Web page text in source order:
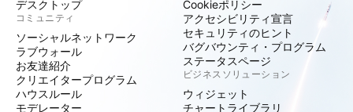
デスクトップ
コミュニティ
ソーシャルネットワーク
ラブウォール
お友達紹介
クリエイタープログラム
ハウスルール
モデレーター
Cookieポリシー
アクセシビリティ宣言
セキュリティのヒント
バグバウンティ・プログラム
ステータスページ
ビジネスソリューション
ウィジェット
チャートライブラリ